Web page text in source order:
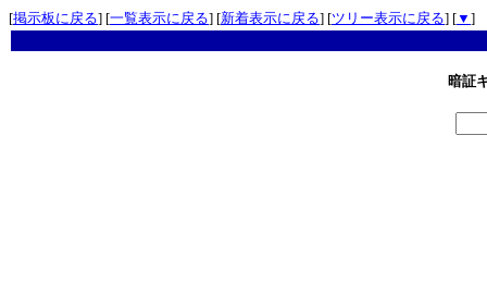
[掲示板に戻る] [一覧表示に戻る] [新着表示に戻る] [ツリー表示に戻る] [▼ ]
暗証